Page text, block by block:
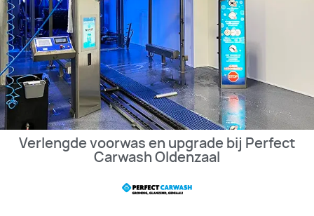
Verlengde voorwas en upgrade bij Perfect
Carwash Oldenzaal